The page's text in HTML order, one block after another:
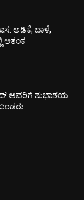
ಅಡಿಕೆ, ಬಾಳೆ,
ಆತಂಕ
ಅವರಿಗೆ ಶುಭಾಶಯ